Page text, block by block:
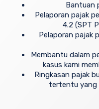
Bantuan
Pelaporan pajak
4.2 (SPT
Pelaporan pajak
Membantu dalam
kasus kami
Ringkasan pajak
tertentu yang